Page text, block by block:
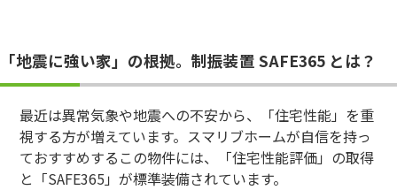
「地震に強い家」の根拠。制振装置 SAFE365 とは？
最近は異常気象や地震への不安から、「住宅性能」を重
視する方が増えています。スマリブホームが自信を持っ
ておすすめするこの物件には、「住宅性能評価」の取得
と「SAFE365」が標準装備されています。